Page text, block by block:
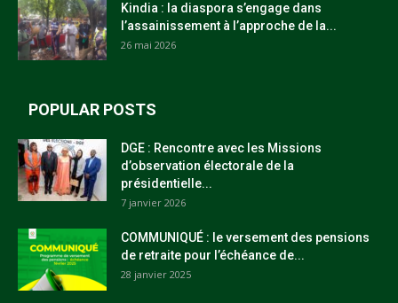
Kindia : la diaspora s’engage dans
l’assainissement à l’approche de la...
26 mai 2026
POPULAR POSTS
DGE : Rencontre avec les Missions
d’observation électorale de la
présidentielle...
7 janvier 2026
COMMUNIQUÉ : le versement des pensions
de retraite pour l’échéance de...
28 janvier 2025